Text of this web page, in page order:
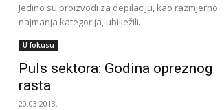
Jedino su proizvodi za depilaciju, kao razmjerno
najmanja kategorija, ubilježili...
U fokusu
Puls sektora: Godina opreznog
rasta
20.03.2013.